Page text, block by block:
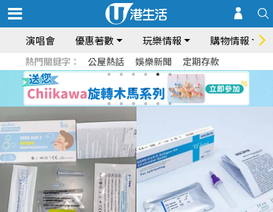
演唱會 優惠著數 玩樂情報 購物情報
熱門關鍵字： 公屋熱話 娛樂新聞 定期存款